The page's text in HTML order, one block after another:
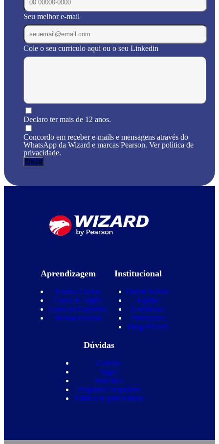
Seu melhor e-mail
Cole o seu curriculo aqui ou o seu Linkedin
Declaro ter mais de 12 anos.
Concordo em receber e-mails e mensagens através do
WhatsApp da Wizard e marcas Pearson. Ver política de
privacidade.
Aprendizagem
Nossos Cursos
Curso de Inglês
Curso de Espanhol
Nossas Escolas
Institucional
Quem Somos
Equipe
Novidades
Promoções
Blog Wizard
Dúvidas
Contato
Vagas
Parcerias
Perguntas frequentes
Política de privacidade